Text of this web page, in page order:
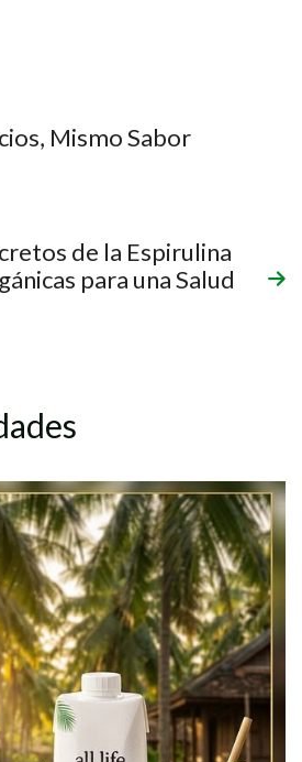
Mismo Sabor
de la Espirulina
para una Salud